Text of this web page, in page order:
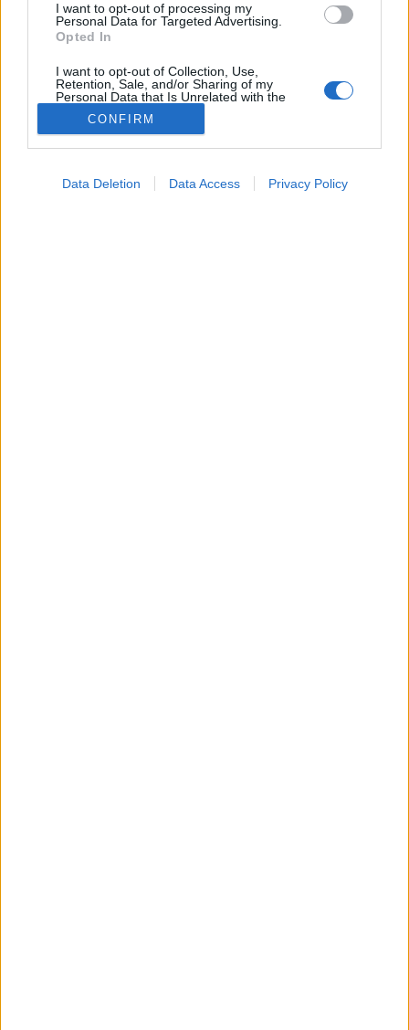
I want to opt-out of processing my
Personal Data for Targeted Advertising.
Opted In
I want to opt-out of Collection, Use,
Retention, Sale, and/or Sharing of my
Personal Data that Is Unrelated with the
Purposes for which it was collected.
Opted Out
CONFIRM
Data Deletion Data Access Privacy Policy